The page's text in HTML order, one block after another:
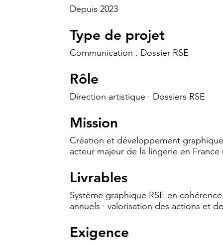
Depuis 2023
Type de projet
Communication . Dossier RSE
Rôle
Direction artistique · Dossiers RSE
Mission
Création et développement
acteur majeur de la lingerie en
Livrables
Système graphique RSE en
annuels · valorisation des actions et
Exigence